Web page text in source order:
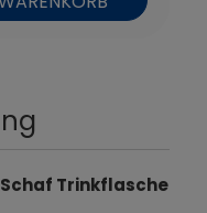
Trinkflasche